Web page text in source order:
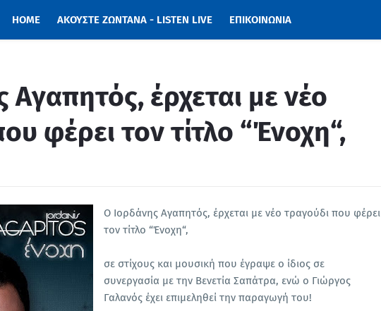
HOME ΑΚΟΥΣΤΕ ΖΩΝΤΑΝΑ - LISTEN LIVE ΕΠΙΚΟΙΝΩΝΙΑ
Αγαπητός, έρχεται με νέο
φέρει τον τίτλο “Ένοχη“,
Ο Ιορδάνης Αγαπητός, έρχεται με νέο τραγούδι που φέρει
τον τίτλο “Ένοχη“,
σε στίχους και μουσική που έγραψε ο ίδιος σε
συνεργασία με την Βενετία Σαπάτρα, ενώ ο Γιώργος
Γαλανός έχει επιμεληθεί την παραγωγή του!